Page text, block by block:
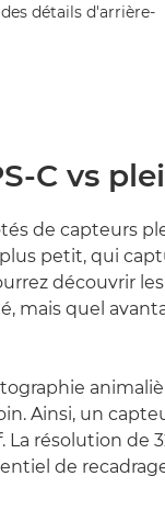
détails d'arrière-
C vs
de capteurs
petit, qui
découvrir
mais quel
Ainsi, un
résolution de
de